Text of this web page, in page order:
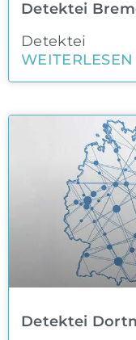
Detektei
Detektei
WEITERLESEN
Detektei